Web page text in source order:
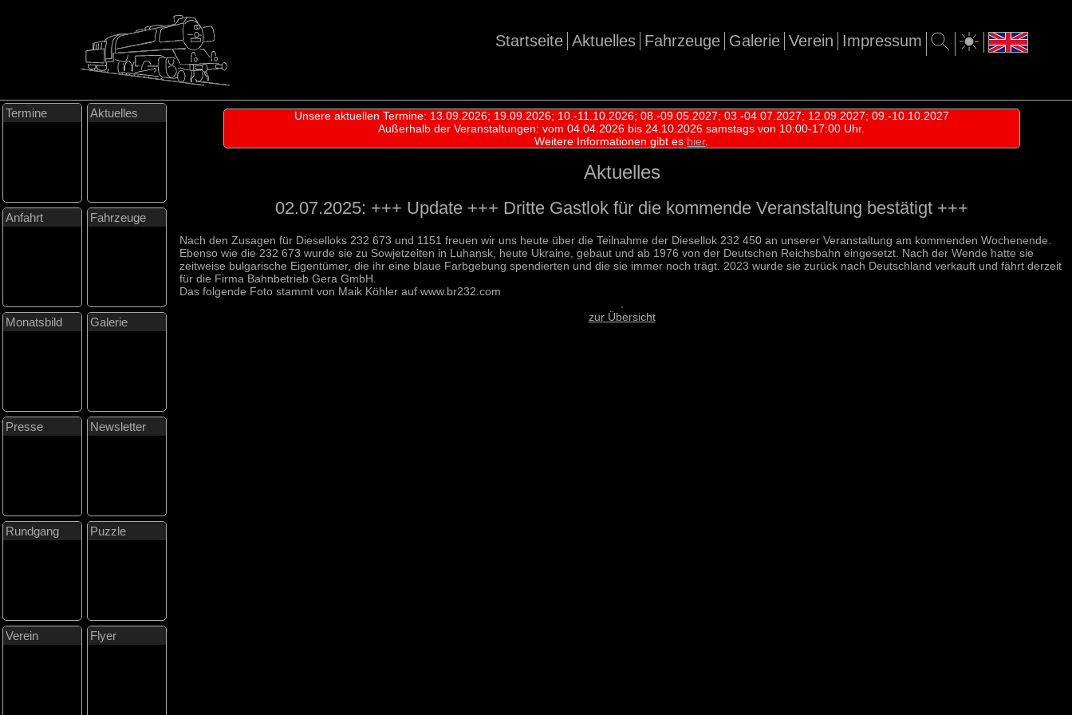
Impressum
Verein
Galerie
Fahrzeuge
Aktuelles
Startseite
Termine Aktuelles
Anfahrt Fahrzeuge
Monatsbild Galerie
Presse Newsletter
Rundgang Puzzle
Verein Flyer
Unsere aktuellen Termine: 13.09.2026; 19.09.2026; 10.-11.10.2026; 08.-09.05.2027; 03.-04.07.2027; 12.09.2027; 09.-10.10.2027
Außerhalb der Veranstaltungen:vom 04.04.2026 bis 24.10.2026 samstags von 10:00-17:00 Uhr.
Weitere Informationen gibt es hier.
Aktuelles
02.07.2025: +++ Update +++ Dritte Gastlok für die kommende Veranstaltung bestätigt +++
Nach den Zusagen für Dieselloks 232 673 und 1151 freuen wir uns heute über die Teilnahme der Diesellok 232 450 an unserer Veranstaltung am kommenden Wochenende.
Ebenso wie die 232 673 wurde sie zu Sowjetzeiten in Luhansk, heute Ukraine, gebaut und ab 1976 von der Deutschen Reichsbahn eingesetzt. Nach der Wende hatte sie
zeitweise bulgarische Eigentümer, die ihr eine blaue Farbgebung spendierten und die sie immer noch trägt. 2023 wurde sie zurück nach Deutschland verkauft und fährt derzeit
für die Firma Bahnbetrieb Gera GmbH.
Das folgende Foto stammt von Maik Köhler auf www.br232.com
zur Übersicht